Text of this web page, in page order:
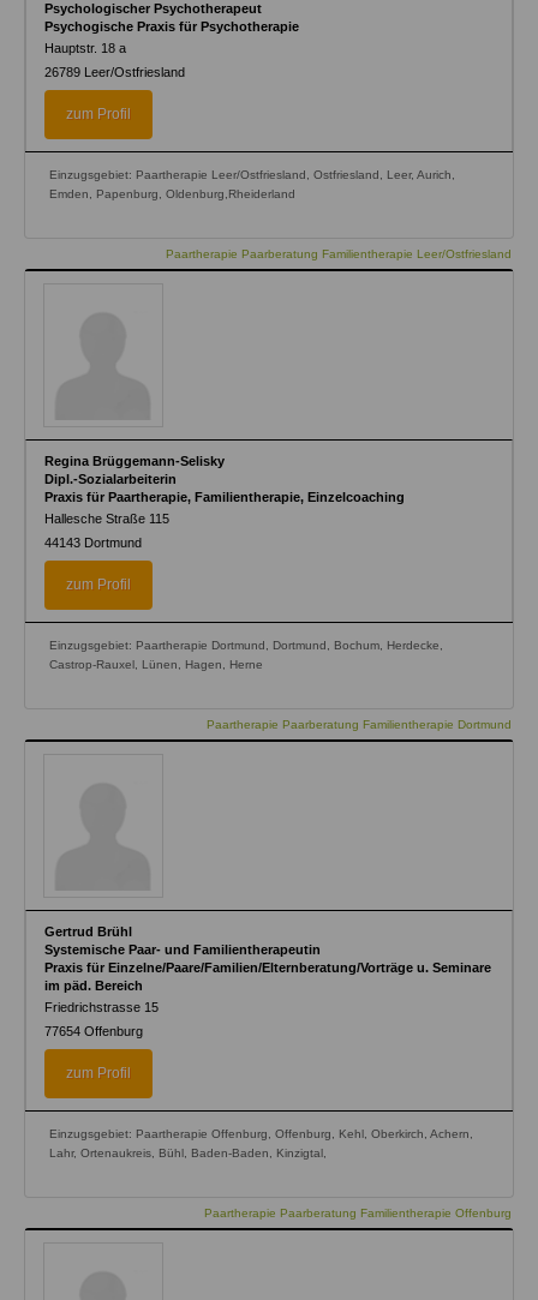
Psychologischer Psychotherapeut
Psychogische Praxis für Psychotherapie
Hauptstr. 18 a
26789 Leer/Ostfriesland
zum Profil
Einzugsgebiet: Paartherapie Leer/Ostfriesland, Ostfriesland, Leer, Aurich,
Emden, Papenburg, Oldenburg,Rheiderland
Paartherapie Paarberatung Familientherapie Leer/Ostfriesland
Regina Brüggemann-Selisky
Dipl.-Sozialarbeiterin
Praxis für Paartherapie, Familientherapie, Einzelcoaching
Hallesche Straße 115
44143 Dortmund
zum Profil
Einzugsgebiet: Paartherapie Dortmund, Dortmund, Bochum, Herdecke,
Castrop-Rauxel, Lünen, Hagen, Herne
Paartherapie Paarberatung Familientherapie Dortmund
Gertrud Brühl
Systemische Paar- und Familientherapeutin
Praxis für Einzelne/Paare/Familien/Elternberatung/Vorträge u. Seminare
im päd. Bereich
Friedrichstrasse 15
77654 Offenburg
zum Profil
Einzugsgebiet: Paartherapie Offenburg, Offenburg, Kehl, Oberkirch, Achern,
Lahr, Ortenaukreis, Bühl, Baden-Baden, Kinzigtal,
Paartherapie Paarberatung Familientherapie Offenburg